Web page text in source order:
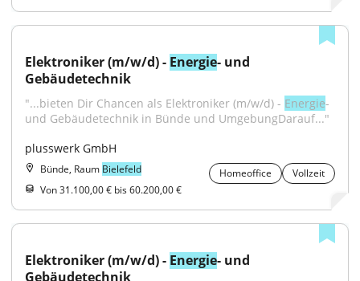
Elektroniker (m/w/d) - Energie- und
Gebäudetechnik
"...bieten Dir Chancen als Elektroniker (m/w/d) - Energie-
und Gebäudetechnik in Bünde und UmgebungDarauf..."
plusswerk GmbH
Bünde, Raum Bielefeld Homeoffice
Vollzeit
Von 31.100,00 € bis 60.200,00 €
Elektroniker (m/w/d) - Energie- und
Gebäudetechnik